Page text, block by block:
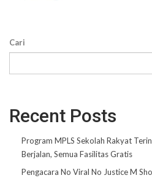
Cari
Recent Posts
Program MPLS Sekolah Rakyat
Berjalan, Semua Fasilitas Gratis
Pengacara No Viral No Justice M